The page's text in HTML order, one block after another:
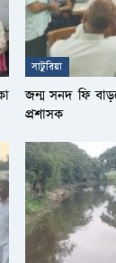
সাটুরিয়া
জন্ম সনদ ফি
প্রশাসক